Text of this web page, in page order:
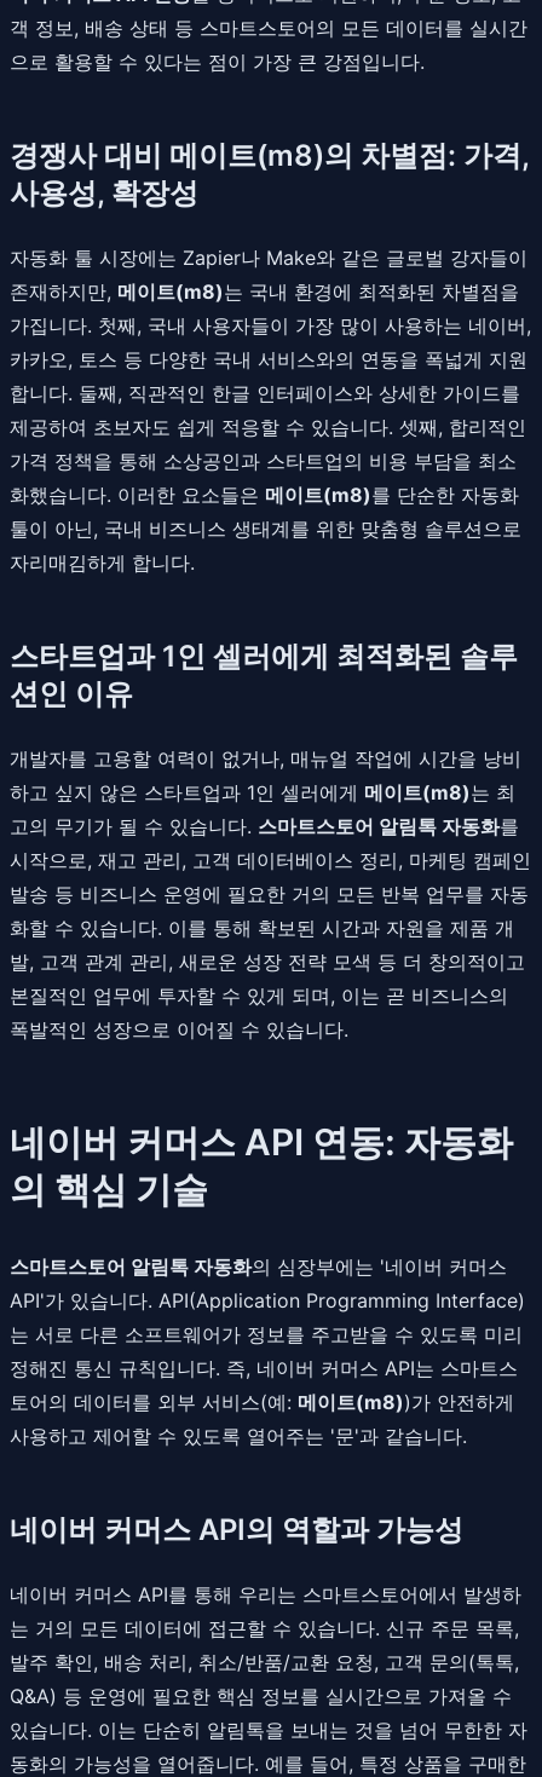
객 정보, 배송 상태 등 스마트스토어의 모든 데이터를 실시간
으로 활용할 수 있다는 점이 가장 큰 강점입니다.
경쟁사 대비 메이트(m8)의 차별점: 가격,
사용성, 확장성
자동화 툴 시장에는 Zapier나 Make와 같은 글로벌 강자들이
존재하지만, 메이트(m8)는 국내 환경에 최적화된 차별점을
가집니다. 첫째, 국내 사용자들이 가장 많이 사용하는 네이버,
카카오, 토스 등 다양한 국내 서비스와의 연동을 폭넓게 지원
합니다. 둘째, 직관적인 한글 인터페이스와 상세한 가이드를
제공하여 초보자도 쉽게 적응할 수 있습니다. 셋째, 합리적인
가격 정책을 통해 소상공인과 스타트업의 비용 부담을 최소
화했습니다. 이러한 요소들은 메이트(m8)를 단순한 자동화
툴이 아닌, 국내 비즈니스 생태계를 위한 맞춤형 솔루션으로
자리매김하게 합니다.
스타트업과 1인 셀러에게 최적화된 솔루
션인 이유
개발자를 고용할 여력이 없거나, 매뉴얼 작업에 시간을 낭비
하고 싶지 않은 스타트업과 1인 셀러에게 메이트(m8)는 최
고의 무기가 될 수 있습니다. 스마트스토어 알림톡 자동화를
시작으로, 재고 관리, 고객 데이터베이스 정리, 마케팅 캠페인
발송 등 비즈니스 운영에 필요한 거의 모든 반복 업무를 자동
화할 수 있습니다. 이를 통해 확보된 시간과 자원을 제품 개
발, 고객 관계 관리, 새로운 성장 전략 모색 등 더 창의적이고
본질적인 업무에 투자할 수 있게 되며, 이는 곧 비즈니스의
폭발적인 성장으로 이어질 수 있습니다.
네이버 커머스 API 연동: 자동화
의 핵심 기술
스마트스토어 알림톡 자동화의 심장부에는 '네이버 커머스
API'가 있습니다. API(Application Programming Interface)
는 서로 다른 소프트웨어가 정보를 주고받을 수 있도록 미리
정해진 통신 규칙입니다. 즉, 네이버 커머스 API는 스마트스
토어의 데이터를 외부 서비스(예: 메이트(m8))가 안전하게
사용하고 제어할 수 있도록 열어주는 '문'과 같습니다.
네이버 커머스 API의 역할과 가능성
네이버 커머스 API를 통해 우리는 스마트스토어에서 발생하
는 거의 모든 데이터에 접근할 수 있습니다. 신규 주문 목록,
발주 확인, 배송 처리, 취소/반품/교환 요청, 고객 문의(톡톡,
Q&A) 등 운영에 필요한 핵심 정보를 실시간으로 가져올 수
있습니다. 이는 단순히 알림톡을 보내는 것을 넘어 무한한 자
동화의 가능성을 열어줍니다. 예를 들어, 특정 상품을 구매한